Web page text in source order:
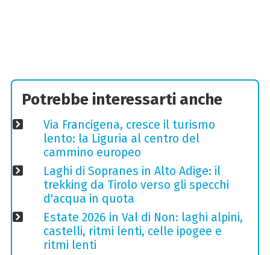
Potrebbe interessarti anche
Via Francigena, cresce il turismo
lento: la Liguria al centro del
cammino europeo
Laghi di Sopranes in Alto Adige: il
trekking da Tirolo verso gli specchi
d'acqua in quota
Estate 2026 in Val di Non: laghi alpini,
castelli, ritmi lenti, celle ipogee e
ritmi lenti